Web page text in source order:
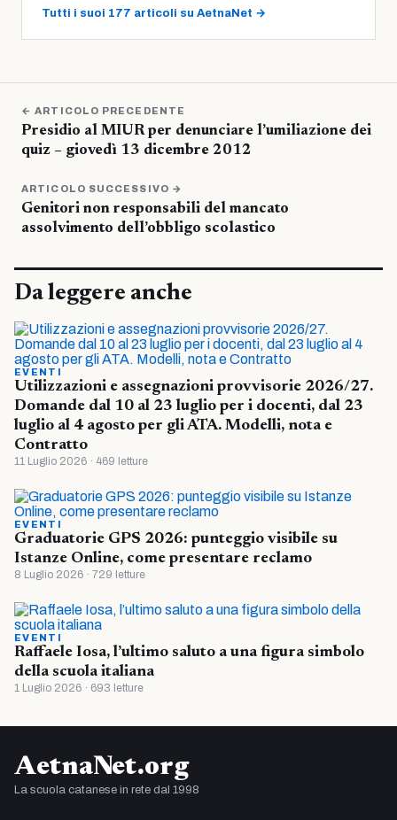
Tutti i suoi 177 articoli su AetnaNet →
← ARTICOLO PRECEDENTE
Presidio al MIUR per denunciare l’umiliazione dei
quiz – giovedì 13 dicembre 2012
ARTICOLO SUCCESSIVO →
Genitori non responsabili del mancato
assolvimento dell’obbligo scolastico
Da leggere anche
EVENTI
Utilizzazioni e assegnazioni provvisorie 2026/27.
Domande dal 10 al 23 luglio per i docenti, dal 23
luglio al 4 agosto per gli ATA. Modelli, nota e
Contratto
11 Luglio 2026 · 469 letture
EVENTI
Graduatorie GPS 2026: punteggio visibile su
Istanze Online, come presentare reclamo
8 Luglio 2026 · 729 letture
EVENTI
Raffaele Iosa, l’ultimo saluto a una figura simbolo
della scuola italiana
1 Luglio 2026 · 693 letture
AetnaNet.org
La scuola catanese in rete dal 1998